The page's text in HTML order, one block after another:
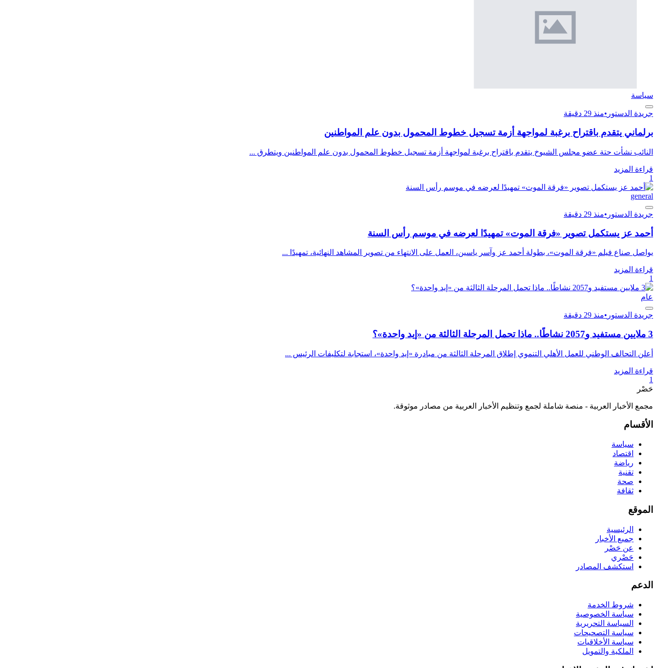
سياسة
جريدة الدستور •منذ 29 دقيقة
برلماني يتقدم باقتراح برغبة لمواجهة أزمة تسجيل خطوط المحمول بدون علم المواطنين
النائب نشأت حتة عضو مجلس الشيوخ يتقدم باقتراح برغبة لمواجهة أزمة تسجيل خطوط المحمول بدون علم المواطنين ويتطرق ...
قراءة المزيد
1
general
جريدة الدستور •منذ 29 دقيقة
أحمد عز يستكمل تصوير «فرقة الموت» تمهيدًا لعرضه في موسم رأس السنة
يواصل صناع فيلم «فرقة الموت»، بطولة أحمد عز وآسر ياسين، العمل على الانتهاء من تصوير المشاهد النهائية، تمهيدًا ...
قراءة المزيد
1
عام
جريدة الدستور •منذ 29 دقيقة
3 ملايين مستفيد و2057 نشاطًا.. ماذا تحمل المرحلة الثالثة من «إيد واحدة»؟
أعلن التحالف الوطني للعمل الأهلي التنموي إطلاق المرحلة الثالثة من مبادرة «إيد واحدة»، استجابة لتكليفات الرئيس ...
قراءة المزيد
1
حَصْر
مجمع الأخبار العربية - منصة شاملة لجمع وتنظيم الأخبار العربية من مصادر موثوقة.
الأقسام
سياسة
اقتصاد
رياضة
تقنية
صحة
ثقافة
الموقع
الرئيسية
جميع الأخبار
عن حَصْر
حَصْري
استكشف المصادر
الدعم
شروط الخدمة
سياسة الخصوصية
السياسة التحريرية
سياسة التصحيحات
سياسة الأخلاقيات
الملكية والتمويل